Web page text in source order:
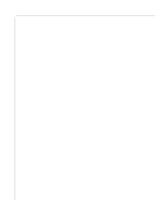
Sanrio de dibujos